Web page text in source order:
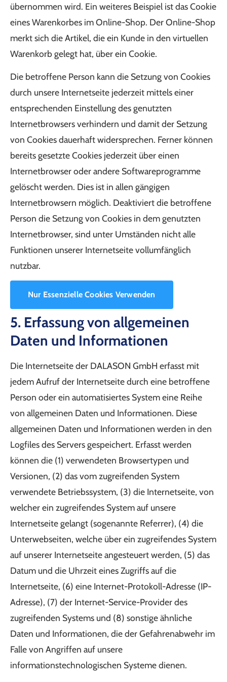
übernommen wird. Ein weiteres Beispiel ist das Cookie
eines Warenkorbes im Online-Shop. Der Online-Shop
merkt sich die Artikel, die ein Kunde in den virtuellen
Warenkorb gelegt hat, über ein Cookie.
Die betroffene Person kann die Setzung von Cookies
durch unsere Internetseite jederzeit mittels einer
entsprechenden Einstellung des genutzten
Internetbrowsers verhindern und damit der Setzung
von Cookies dauerhaft widersprechen. Ferner können
bereits gesetzte Cookies jederzeit über einen
Internetbrowser oder andere Softwareprogramme
gelöscht werden. Dies ist in allen gängigen
Internetbrowsern möglich. Deaktiviert die betroffene
Person die Setzung von Cookies in dem genutzten
Internetbrowser, sind unter Umständen nicht alle
Funktionen unserer Internetseite vollumfänglich
nutzbar.
Nur Essenzielle Cookies Verwenden
5. Erfassung von allgemeinen
Daten und Informationen
Die Internetseite der DALASON GmbH erfasst mit
jedem Aufruf der Internetseite durch eine betroffene
Person oder ein automatisiertes System eine Reihe
von allgemeinen Daten und Informationen. Diese
allgemeinen Daten und Informationen werden in den
Logfiles des Servers gespeichert. Erfasst werden
können die (1) verwendeten Browsertypen und
Versionen, (2) das vom zugreifenden System
verwendete Betriebssystem, (3) die Internetseite, von
welcher ein zugreifendes System auf unsere
Internetseite gelangt (sogenannte Referrer), (4) die
Unterwebseiten, welche über ein zugreifendes System
auf unserer Internetseite angesteuert werden, (5) das
Datum und die Uhrzeit eines Zugriffs auf die
Internetseite, (6) eine Internet-Protokoll-Adresse (IP-
Adresse), (7) der Internet-Service-Provider des
zugreifenden Systems und (8) sonstige ähnliche
Daten und Informationen, die der Gefahrenabwehr im
Falle von Angriffen auf unsere
informationstechnologischen Systeme dienen.